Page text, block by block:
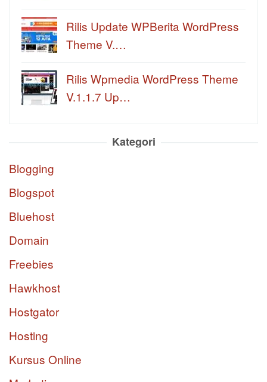
Rilis Update WPBerita WordPress
Theme V.…
Rilis Wpmedia WordPress Theme
V.1.1.7 Up…
Kategori
Blogging
Blogspot
Bluehost
Domain
Freebies
Hawkhost
Hostgator
Hosting
Kursus Online